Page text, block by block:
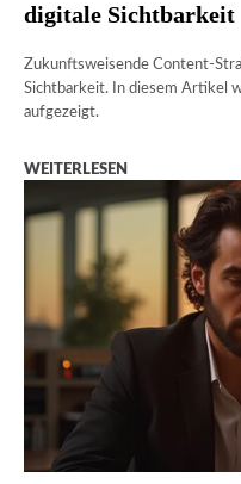
digitale Sichtbarkeit
Zukunftsweisende Content-
Sichtbarkeit. In diesem Artikel
aufgezeigt.
WEITERLESEN